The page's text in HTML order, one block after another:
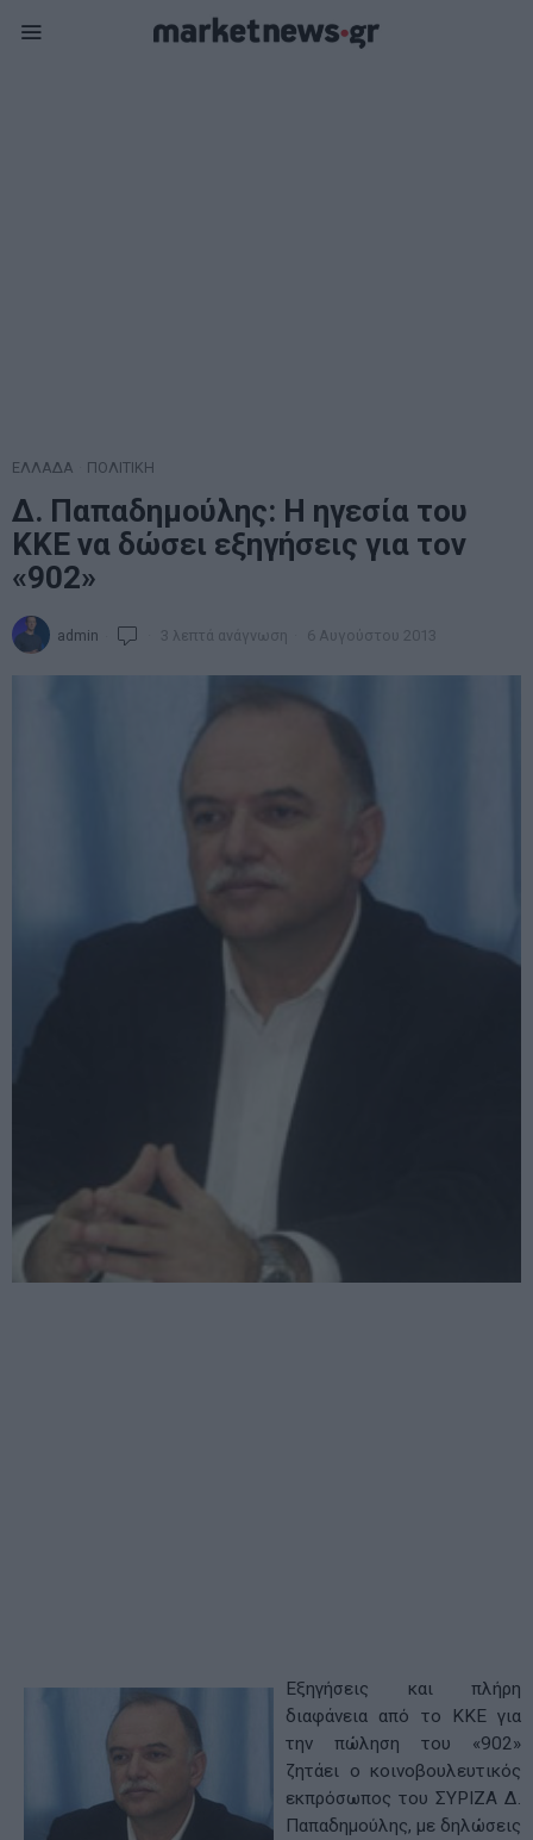
ΕΛΛΑΔΑ ΠΟΛΙΤΙΚΗ
Δ. Παπαδημούλης: Η ηγεσία του
ΚΚΕ να δώσει εξηγήσεις για τον
«902»
admin 3 λεπτά ανάγνωση 6 Αυγούστου 2013
Εξηγήσεις και πλήρη
διαφάνεια από το ΚΚΕ για
την πώληση του «902»
ζητάει ο κοινοβουλευτικός
εκπρόσωπος του ΣΥΡΙΖΑ Δ.
Παπαδημούλης, με δηλώσεις